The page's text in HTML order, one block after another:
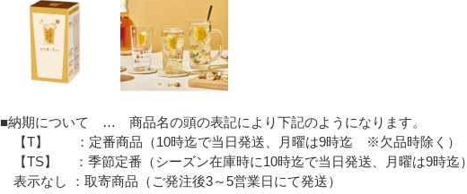
■納期について … 商品名の頭の表記により下記のようになります。
【T】 ：定番商品（10時迄で当日発送、月曜は9時迄 ※欠品時除く）
【TS】 ：季節定番（シーズン在庫時に10時迄で当日発送、月曜は9時迄）
表示なし ：取寄商品（ご発注後3～5営業日にて発送）